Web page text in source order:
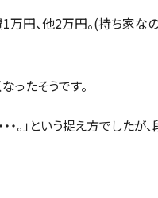
円、他2万円。(持ち家な
ったそうです。
。」という捉え方でした